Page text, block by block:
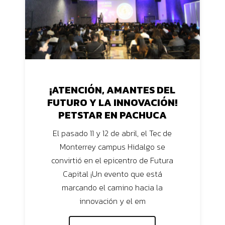
¡ATENCIÓN, AMANTES DEL
FUTURO Y LA INNOVACIÓN!
PETSTAR EN PACHUCA
El pasado 11 y 12 de abril, el Tec de
Monterrey campus Hidalgo se
convirtió en el epicentro de Futura
Capital ¡Un evento que está
marcando el camino hacia la
innovación y el em